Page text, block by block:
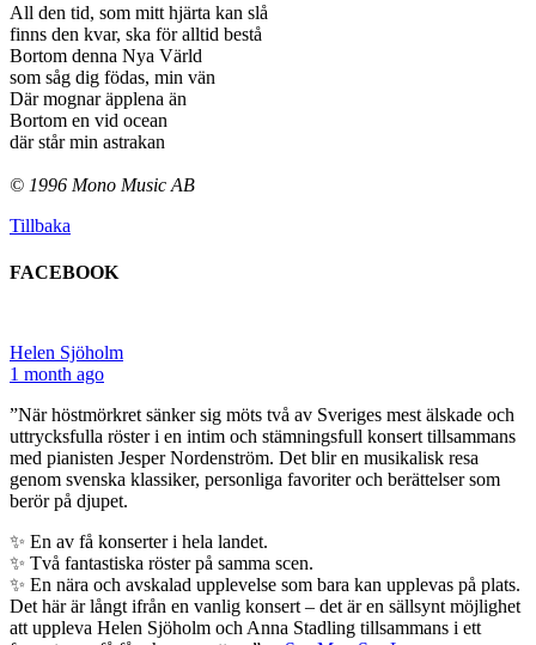
All den tid, som mitt hjärta kan slå
finns den kvar, ska för alltid bestå
Bortom denna Nya Värld
som såg dig födas, min vän
Där mognar äpplena än
Bortom en vid ocean
där står min astrakan
© 1996 Mono Music AB
Tillbaka
FACEBOOK
Helen Sjöholm
1 month ago
”När höstmörkret sänker sig möts två av Sveriges mest älskade och
uttrycksfulla röster i en intim och stämningsfull konsert tillsammans
med pianisten Jesper Nordenström. Det blir en musikalisk resa
genom svenska klassiker, personliga favoriter och berättelser som
berör på djupet.
✨ En av få konserter i hela landet.
✨ Två fantastiska röster på samma scen.
✨ En nära och avskalad upplevelse som bara kan upplevas på plats.
Det här är långt ifrån en vanlig konsert – det är en sällsynt möjlighet
att uppleva Helen Sjöholm och Anna Stadling tillsammans i ett